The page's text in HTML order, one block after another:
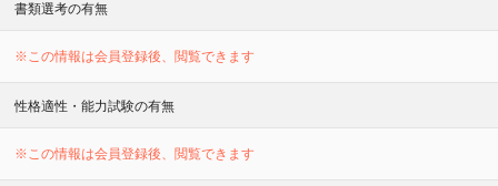
書類選考の有無
※この情報は会員登録後、閲覧できます
性格適性・能力試験の有無
※この情報は会員登録後、閲覧できます